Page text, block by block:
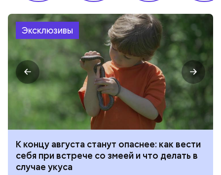
Эксклюзивы
К концу августа станут опаснее: как вести
себя при встрече со змеей и что делать в
случае укуса